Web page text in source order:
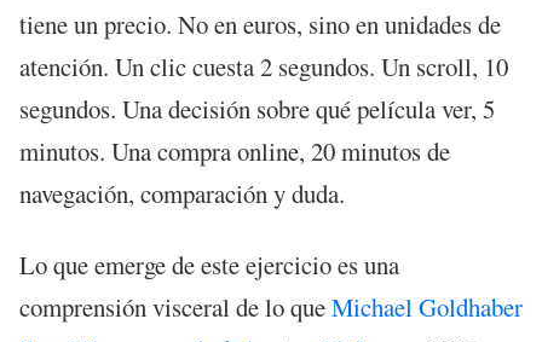
tiene un precio. No en euros, sino en unidades de
atención. Un clic cuesta 2 segundos. Un scroll, 10
segundos. Una decisión sobre qué película ver, 5
minutos. Una compra online, 20 minutos de
navegación, comparación y duda.
Lo que emerge de este ejercicio es una
comprensión visceral de lo queMichael Goldhaber